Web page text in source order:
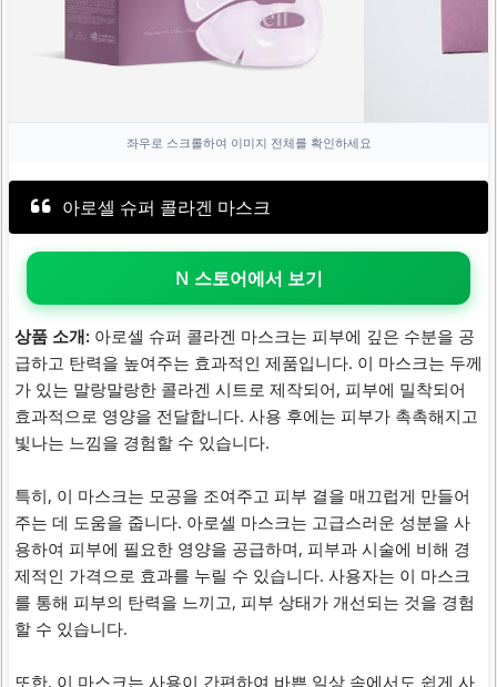
좌우로 스크롤하여 이미지 전체를 확인하세요
아로셀 슈퍼 콜라겐 마스크
N 스토어에서 보기
상품 소개: 아로셀 슈퍼 콜라겐 마스크는 피부에 깊은 수분을 공
급하고 탄력을 높여주는 효과적인 제품입니다. 이 마스크는 두께
가 있는 말랑말랑한 콜라겐 시트로 제작되어, 피부에 밀착되어
효과적으로 영양을 전달합니다. 사용 후에는 피부가 촉촉해지고
빛나는 느낌을 경험할 수 있습니다.
특히, 이 마스크는 모공을 조여주고 피부 결을 매끄럽게 만들어
주는 데 도움을 줍니다. 아로셀 마스크는 고급스러운 성분을 사
용하여 피부에 필요한 영양을 공급하며, 피부과 시술에 비해 경
제적인 가격으로 효과를 누릴 수 있습니다. 사용자는 이 마스크
를 통해 피부의 탄력을 느끼고, 피부 상태가 개선되는 것을 경험
할 수 있습니다.
또한, 이 마스크는 사용이 간편하여 바쁜 일상 속에서도 쉽게 사